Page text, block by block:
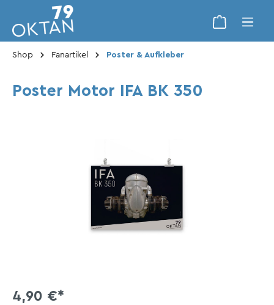
Shop Fanartikel Poster & Aufkleber
Poster Motor IFA BK 350
4,90 €*